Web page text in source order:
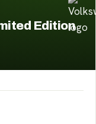
Edition